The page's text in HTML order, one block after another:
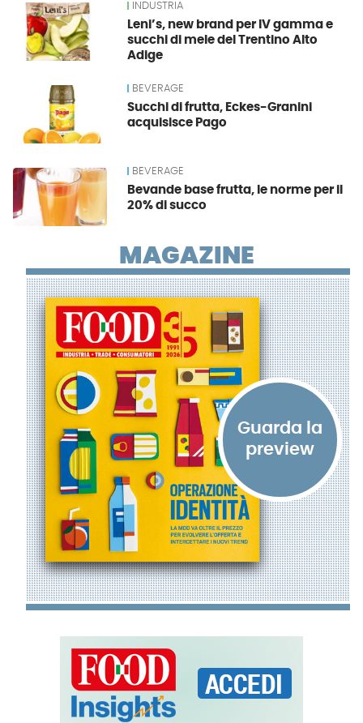
INDUSTRIA
Leni’s, new brand per IV gamma e
succhi di mele del Trentino Alto
Adige
BEVERAGE
Succhi di frutta, Eckes-Granini
acquisisce Pago
BEVERAGE
Bevande base frutta, le norme per il
20% di succo
MAGAZINE